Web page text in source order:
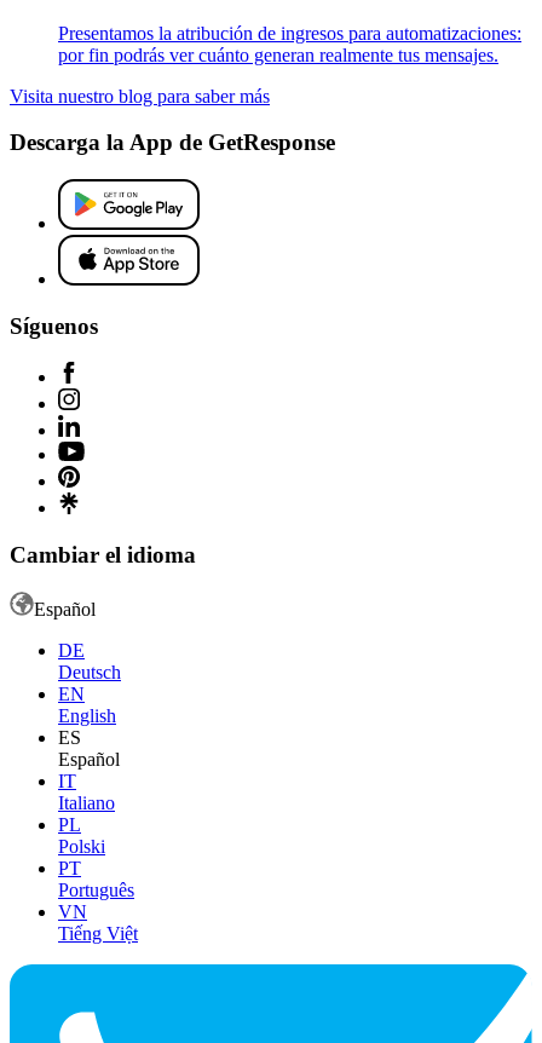
Presentamos la atribución de ingresos para automatizaciones:
por fin podrás ver cuánto generan realmente tus mensajes.
Visita nuestro blog para saber más
Descarga la App de GetResponse
Síguenos
Cambiar el idioma
Español
DE
Deutsch
EN
English
ES
Español
IT
Italiano
PL
Polski
PT
Português
VN
Tiếng Việt